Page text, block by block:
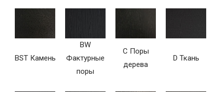
BST Камень
BW
Фактурные
поры
C Поры
дерева
D Ткань